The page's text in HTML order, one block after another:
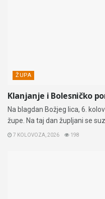
ŽUPA
Klanjanje i Bolesničko
Na blagdan Božjeg lica, 6.
župe. Na taj dan župljani se
7 KOLOVOZA, 2026 198